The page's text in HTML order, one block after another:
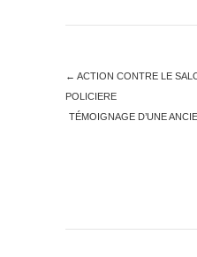
← ACTION CONTRE LE
POLICIERE
TÉMOIGNAGE D’UNE